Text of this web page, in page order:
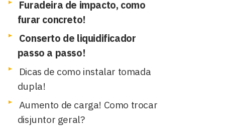
Furadeira de impacto, como
furar concreto!
Conserto de liquidificador
passo a passo!
Dicas de como instalar tomada
dupla!
Aumento de carga! Como trocar
disjuntor geral?